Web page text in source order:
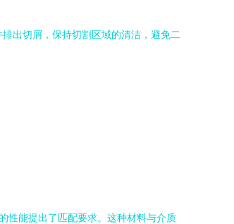
出切屑，保持切割区域的清洁，避免二
性能提出了匹配要求。这种材料与介质